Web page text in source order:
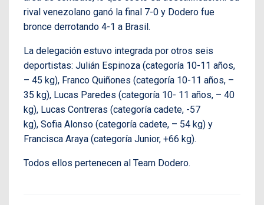
rival venezolano ganó la final 7-0 y Dodero fue
bronce derrotando 4-1 a Brasil.
La delegación estuvo integrada por otros seis
deportistas: Julián Espinoza (categoría 10-11 años,
– 45 kg), Franco Quiñones (categoría 10-11 años, –
35 kg), Lucas Paredes (categoría 10- 11 años, – 40
kg), Lucas Contreras (categoría cadete, -57
kg), Sofia Alonso (categoría cadete, – 54 kg) y
Francisca Araya (categoría Junior, +66 kg).
Todos ellos pertenecen al Team Dodero.